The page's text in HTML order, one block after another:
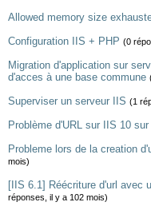
Allowed memory size
Configuration IIS + PHP (0
Migration d'application sur
d'acces à une base commune
Superviser un serveur IIS (1
Problème d'URL sur IIS 10
Probleme lors de la creation
mois)
[IIS 6.1] Réécriture d'url avec
réponses, il y a 102 mois)